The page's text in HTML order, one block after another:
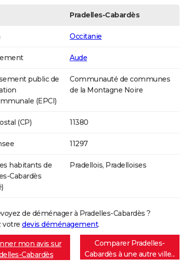
Pradelles-Cabardès
Occitanie
Aude
public de
(EPCI)
Communauté de communes
de la Montagne Noire
(CP) 11380
11297
habitants de
Cabardès
Pradellois, Pradelloises
de déménager à Pradelles-Cabardès ?
votre devis déménagement.
mon avis sur
Cabardès
Comparer Pradelles-
Cabardès à une autre ville...